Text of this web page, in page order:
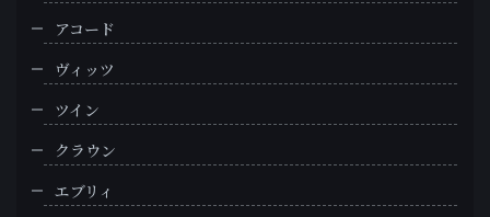
アコード
ヴィッツ
ツイン
クラウン
エブリィ